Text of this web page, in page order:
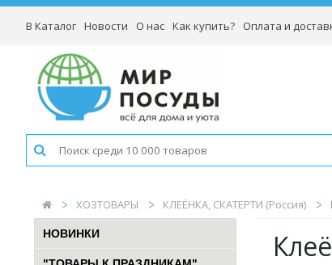
В Каталог Новости О нас Как купить? Оплата и
ХОЗТОВАРЫ КЛЕЁНКА, СКАТЕРТИ (Россия)
НОВИНКИ